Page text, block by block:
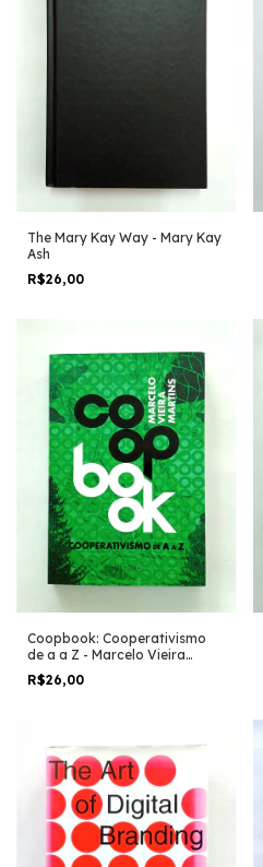
The Mary Kay Way - Mary Kay
Ash
R$26,00
Coopbook: Cooperativismo
de a a Z - Marcelo Vieira
Martins
R$26,00